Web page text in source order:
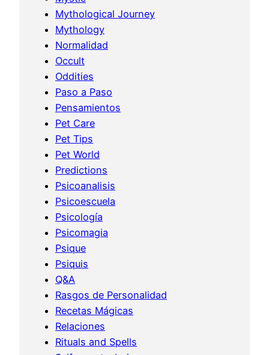
Mythological Journey
Mythology
Normalidad
Occult
Oddities
Paso a Paso
Pensamientos
Pet Care
Pet Tips
Pet World
Predictions
Psicoanalisis
Psicoescuela
Psicología
Psicomagia
Psique
Psiquis
Q&A
Rasgos de Personalidad
Recetas Mágicas
Relaciones
Rituals and Spells